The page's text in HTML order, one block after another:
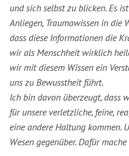
und sich selbst zu blicken. Es
Anliegen, Traumawissen in die
dass diese Informationen die
wir als Menschheit wirklich
wir mit diesem Wissen ein
uns zu Bewusstheit führt.
Ich bin davon überzeugt, dass
für unsere verletzliche, feine,
eine andere Haltung kommen.
Wesen gegenüber. Dafür